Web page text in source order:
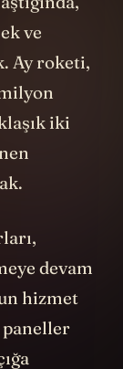
ve
Ay roketi,
iki
devam
hizmet